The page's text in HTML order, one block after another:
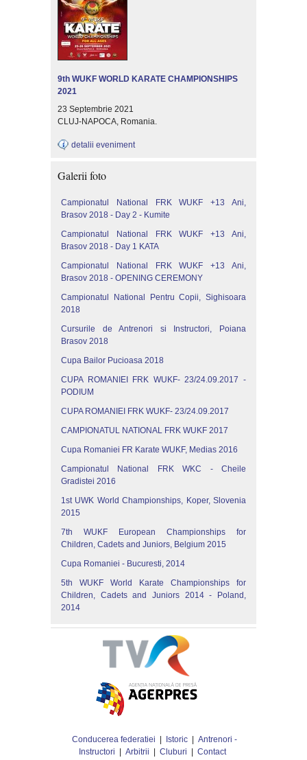
9th WUKF WORLD KARATE CHAMPIONSHIPS
2021
23 Septembrie 2021
CLUJ-NAPOCA, Romania.
detalii eveniment
Galerii foto
Campionatul National FRK WUKF +13 Ani,
Brasov 2018 - Day 2 - Kumite
Campionatul National FRK WUKF +13 Ani,
Brasov 2018 - Day 1 KATA
Campionatul National FRK WUKF +13 Ani,
Brasov 2018 - OPENING CEREMONY
Campionatul National Pentru Copii, Sighisoara
2018
Cursurile de Antrenori si Instructori, Poiana
Brasov 2018
Cupa Bailor Pucioasa 2018
CUPA ROMANIEI FRK WUKF- 23/24.09.2017 -
PODIUM
CUPA ROMANIEI FRK WUKF- 23/24.09.2017
CAMPIONATUL NATIONAL FRK WUKF 2017
Cupa Romaniei FR Karate WUKF, Medias 2016
Campionatul National FRK WKC - Cheile
Gradistei 2016
1st UWK World Championships, Koper, Slovenia
2015
7th WUKF European Championships for
Children, Cadets and Juniors, Belgium 2015
Cupa Romaniei - Bucuresti, 2014
5th WUKF World Karate Championships for
Children, Cadets and Juniors 2014 - Poland,
2014
Conducerea federatiei | Istoric | Antrenori -
Instructori | Arbitrii | Cluburi | Contact